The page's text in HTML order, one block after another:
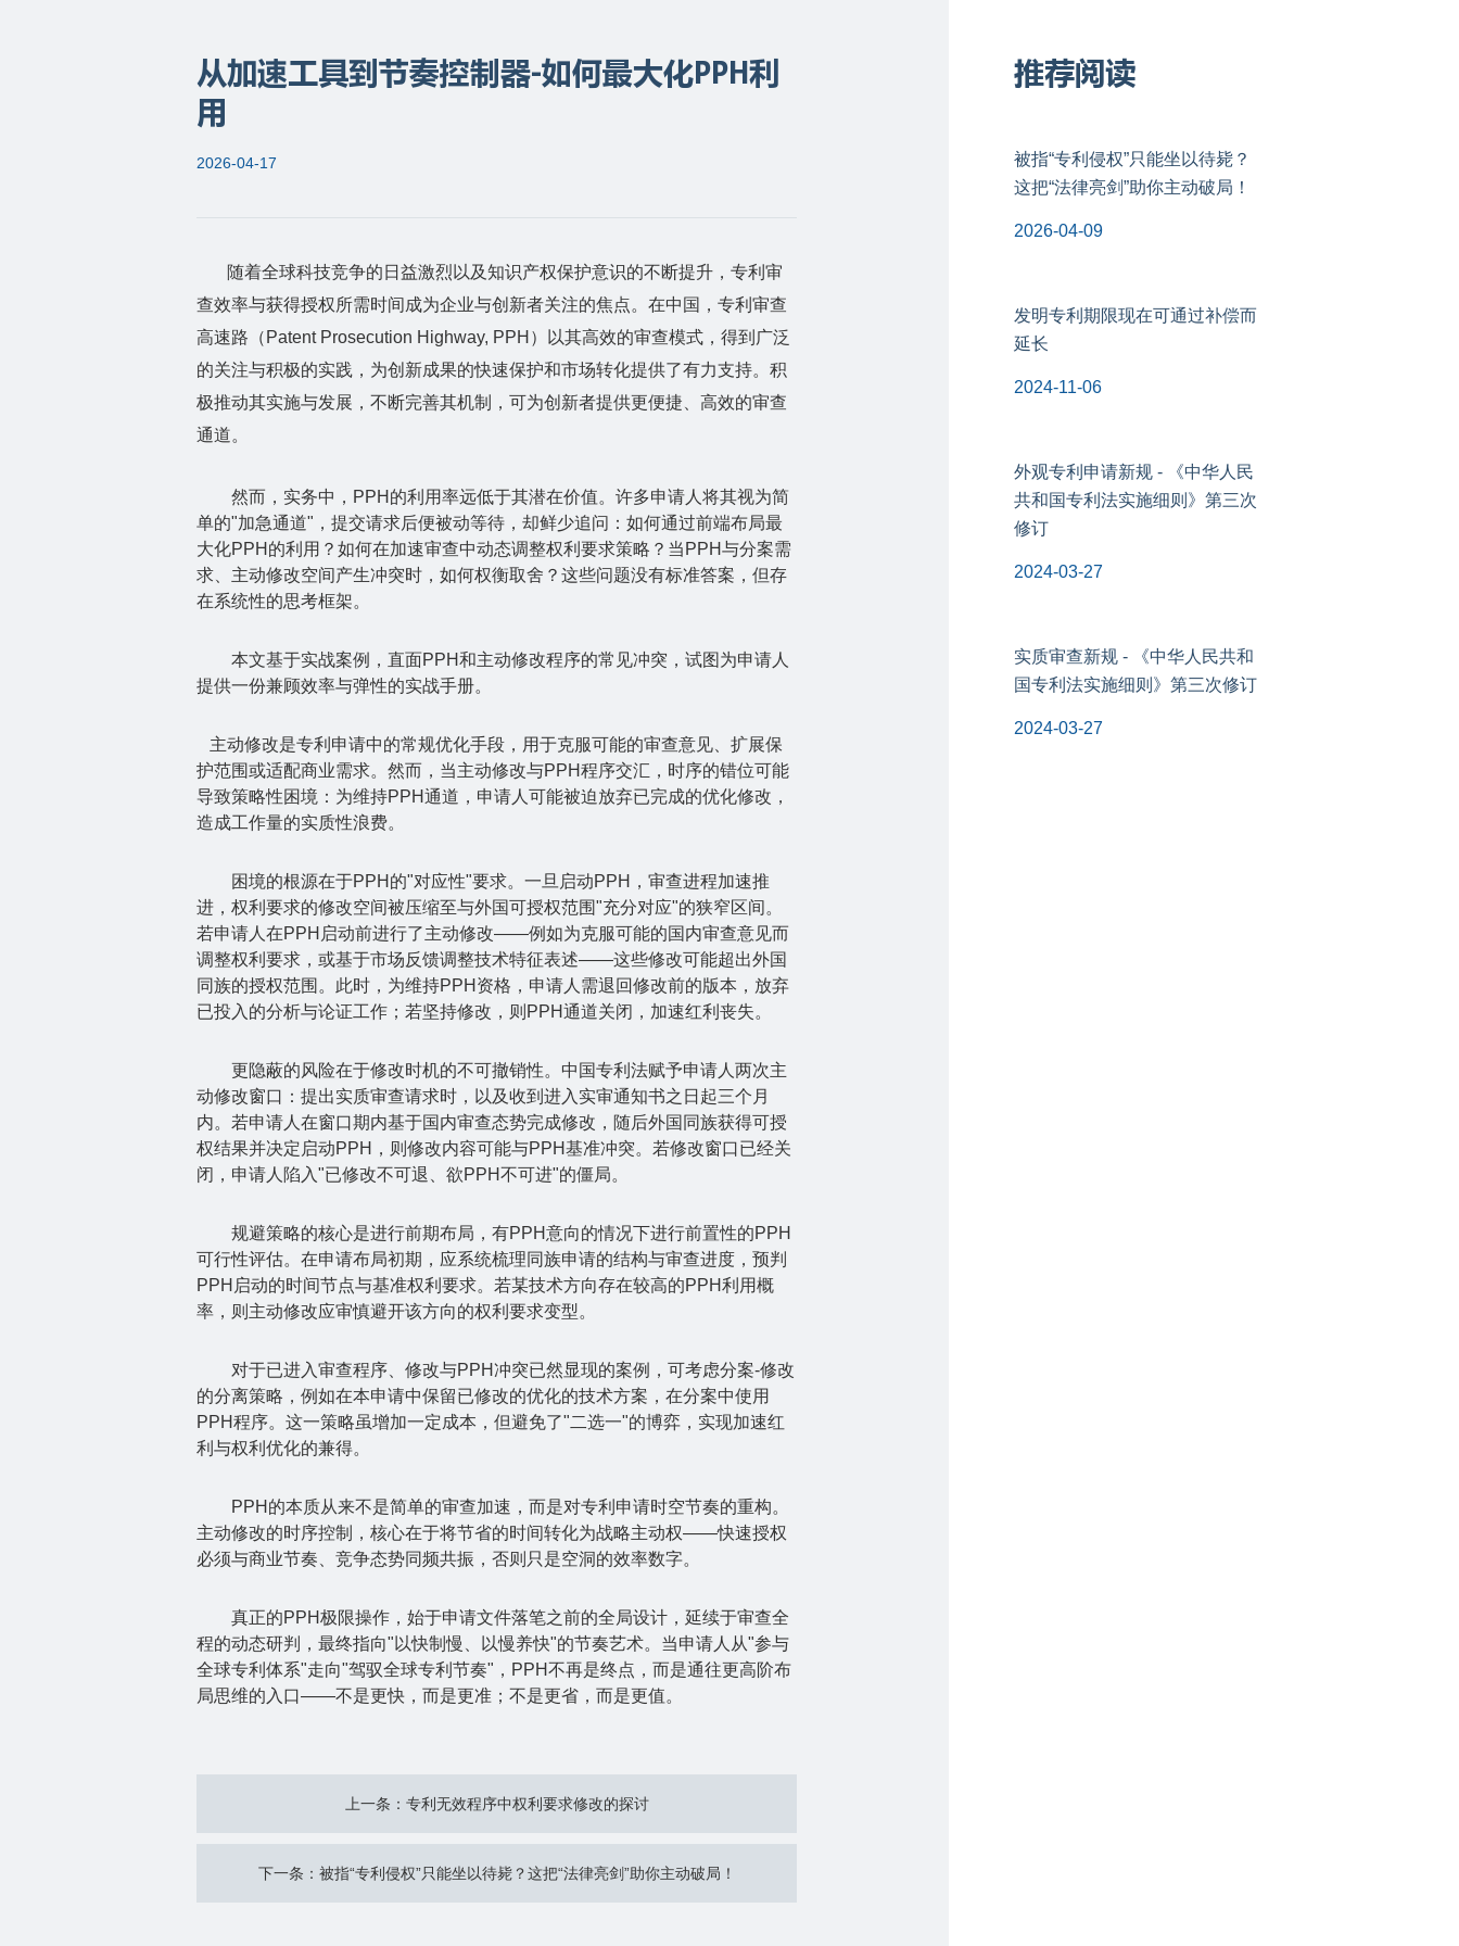
从加速工具到节奏控制器-如何最大化PPH利
用
2026-04-17
随着全球科技竞争的日益激烈以及知识产权保护意识的不断提升，专利审
查效率与获得授权所需时间成为企业与创新者关注的焦点。在中国，专利审查
高速路（ Patent Prosecution Highway, PPH ）以其高效的审查模式，得到广泛
的关注与积极的实践，为创新成果的快速保护和市场转化提供了有力支持。积
极推动其实施与发展，不断完善其机制，可为创新者提供更便捷、高效的审查
通道。
然而，实务中， PPH 的利用率远低于其潜在价值。许多申请人将其视为简
单的"加急通道" ，提交请求后便被动等待，却鲜少追问：如何通过前端布局最
大化PPH 的利用？如何在加速审查中动态调整权利要求策略？当 PPH与分案需
求、主动修改空间产生冲突时，如何权衡取舍？这些问题没有标准答案，但存
在系统性的思考框架。
本文基于实战案例，直面PPH和主动修改程序的常见冲突，试图为申请人
提供一份兼顾效率与弹性的实战手册。
主动修改是专利申请中的常规优化手段，用于克服可能的审查意见、扩展保
护范围或适配商业需求。然而，当主动修改与PPH程序交汇，时序的错位可能
导致策略性困境：为维持PPH通道，申请人可能被迫放弃已完成的优化修改，
造成工作量的实质性浪费。
困境的根源在于PPH 的"对应性"要求。一旦启动PPH ，审查进程加速推
进，权利要求的修改空间被压缩至与外国可授权范围"充分对应"的狭窄区间。
若申请人在PPH 启动前进行了主动修改——例如为克服可能的国内审查意见而
调整权利要求，或基于市场反馈调整技术特征表述——这些修改可能超出外国
同族的授权范围。此时，为维持PPH 资格，申请人需退回修改前的版本，放弃
已投入的分析与论证工作；若坚持修改，则 PPH通道关闭，加速红利丧失。
更隐蔽的风险在于修改时机的不可撤销性。中国专利法赋予申请人两次主
动修改窗口：提出实质审查请求时，以及收到进入实审通知书之日起三个月
内。若申请人在窗口期内基于国内审查态势完成修改，随后外国同族获得可授
权结果并决定启动PPH ，则修改内容可能与PPH基准冲突。若修改窗口已经关
闭，申请人陷入"已修改不可退、欲PPH不可进"的僵局。
规避策略的核心是进行前期布局，有PPH意向的情况下进行前置性的PPH
可行性评估。在申请布局初期，应系统梳理同族申请的结构与审查进度，预判
PPH 启动的时间节点与基准权利要求。若某技术方向存在较高的PPH利用概
率，则主动修改应审慎避开该方向的权利要求变型。
对于已进入审查程序、修改与PPH冲突已然显现的案例，可考虑分案-修改
的分离策略，例如在本申请中保留已修改的优化的技术方案，在分案中使用
PPH程序。这一策略虽增加一定成本，但避免了"二选一"的博弈，实现加速红
利与权利优化的兼得。
PPH 的本质从来不是简单的审查加速，而是对专利申请时空节奏的重构。
主动修改的时序控制，核心在于将节省的时间转化为战略主动权——快速授权
必须与商业节奏、竞争态势同频共振，否则只是空洞的效率数字。
真正的PPH极限操作，始于申请文件落笔之前的全局设计，延续于审查全
程的动态研判，最终指向" 以快制慢、以慢养快"的节奏艺术。当申请人从"参与
全球专利体系"走向"驾驭全球专利节奏" ， PPH不再是终点，而是通往更高阶布
局思维的入口——不是更快，而是更准；不是更省，而是更值。
上一条：专利无效程序中权利要求修改的探讨
下一条：被指“专利侵权”只能坐以待毙？这把“法律亮剑”助你主动破局！
推荐阅读
被指“专利侵权”只能坐以待毙？
这把“法律亮剑”助你主动破局！
2026-04-09
发明专利期限现在可通过补偿而
延长
2024-11-06
外观专利申请新规 - 《中华人民
共和国专利法实施细则》第三次
修订
2024-03-27
实质审查新规 - 《中华人民共和
国专利法实施细则》第三次修订
2024-03-27